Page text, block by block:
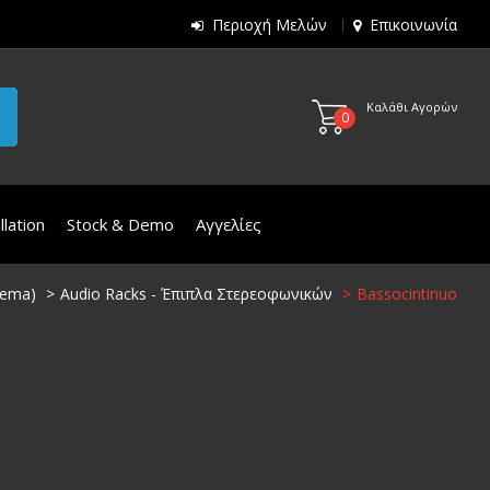
Περιοχή Μελών Επικοινωνία
0
Καλάθι Αγορών
Stock & Demo Αγγελίες
Audio Racks - Έπιπλα Στερεοφωνικών Bassocintinuo